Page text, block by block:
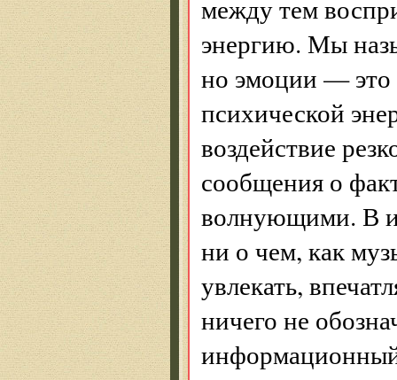
между тем
энергию. Мы
но эмоции — это
психической
воздействие
сообщения о
волнующими. В
ни о чем, как
увлекать,
ничего не